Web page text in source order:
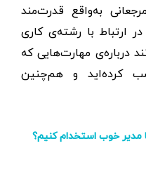
به‌واقع قدرت‌مند
ارتباط با رشته‌ی کاری
درباره‌ی مهارت‌هایی که
کرده‌اید و هم‌چنین
مدیر خوب استخدام کنیم؟